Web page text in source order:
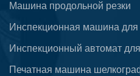
Машина продольной резки
Инспекционная машина для
Инспекционный автомат для
Печатная машина